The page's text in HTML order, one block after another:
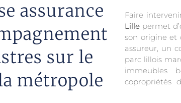
assurance
sur le
métropole
Faire
Lille permet
son origine et
assureur, un
parc lillois
immeubles
copropriétés